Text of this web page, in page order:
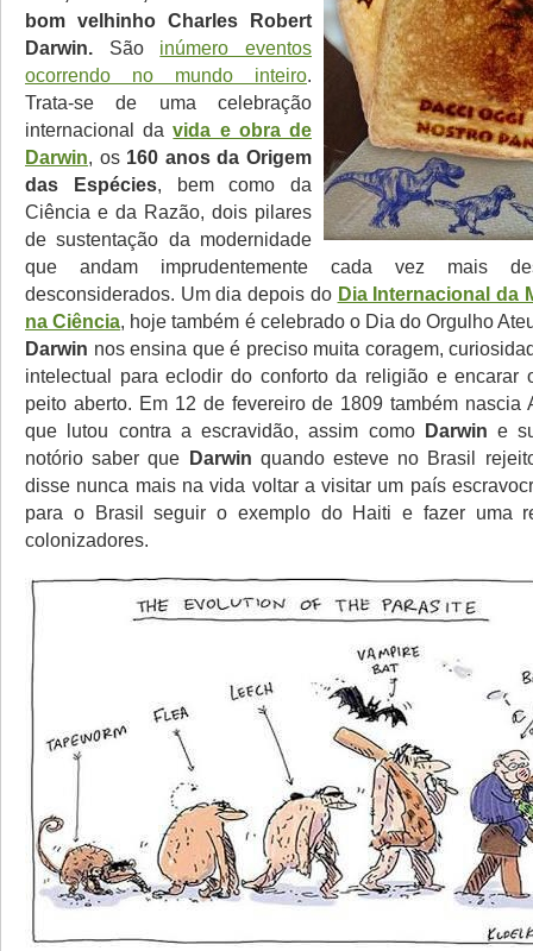
bom velhinho Charles Robert
Darwin. São inúmero eventos
ocorrendo no mundo inteiro.
Trata-se de uma celebração
internacional davida e obra de
Darwin, os 160 anos da Origem
das Espécies, bem como da
Ciência e da Razão, dois pilares
de sustentação da modernidade
que andam imprudentemente cada vez mais
desconsiderados. Um dia depois do Dia Internacional da
na Ciência, hoje também é celebrado o Dia do Orgulho
Darwin nos ensina que é preciso muita coragem,
intelectual para eclodir do conforto da religião e encarar
peito aberto. Em 12 de fevereiro de 1809 também nascia
que lutou contra a escravidão, assim como Darwin e
notório saber que Darwin quando esteve no Brasil
disse nunca mais na vida voltar a visitar um país
para o Brasil seguir o exemplo do Haiti e fazer uma
colonizadores.